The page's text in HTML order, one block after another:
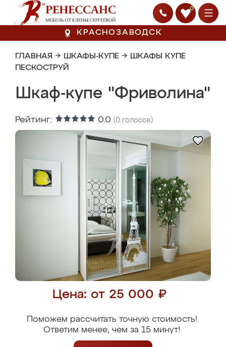
0
КРАСНОЗАВОДСК
ГЛАВНАЯ → ШКАФЫ-КУПЕ → ШКАФЫ КУПЕ
ПЕСКОСТРУЙ
Шкаф-купе "Фриволина"
Рейтинг: 0.0 (0 голосов)
Цена: от 25 000 ₽
Поможем рассчитать точную стоимость!
Ответим менее, чем за 15 минут!